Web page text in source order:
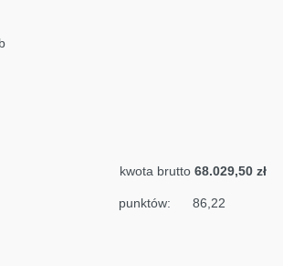
Mięsnego kwota brutto 68.029,50 zł
punktów: 86,22